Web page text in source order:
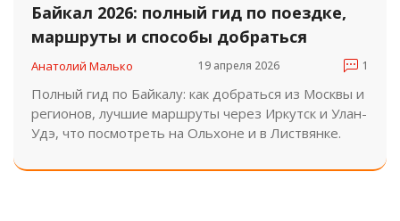
Байкал 2026: полный гид по поездке,
маршруты и способы добраться
Анатолий Малько 19 апреля 2026 1
Полный гид по Байкалу: как добраться из Москвы и
регионов, лучшие маршруты через Иркутск и Улан-
Удэ, что посмотреть на Ольхоне и в Листвянке.